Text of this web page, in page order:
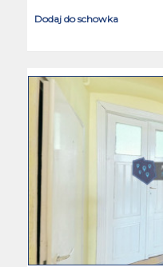
Dodaj do schowka